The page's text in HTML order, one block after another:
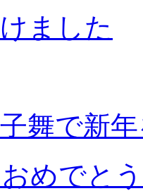
ました
舞で新
めでと